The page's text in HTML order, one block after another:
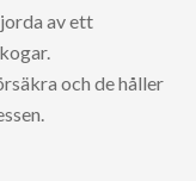
av ett
och de håller